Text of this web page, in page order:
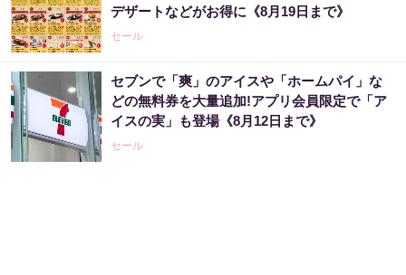
デザートなどがお得に《8月19日まで》
セール
セブンで「爽」のアイスや「ホームパイ」な
どの無料券を大量追加!アプリ会員限定で「ア
イスの実」も登場《8月12日まで》
セール